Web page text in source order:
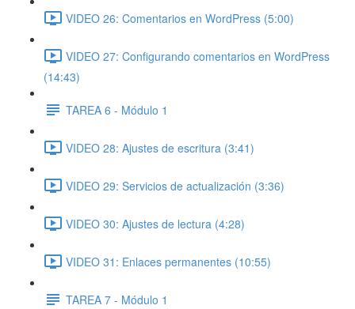
VIDEO 26: Comentarios en WordPress (5:00)
VIDEO 27: Configurando comentarios en WordPress
(14:43)
TAREA 6 - Módulo 1
VIDEO 28: Ajustes de escritura (3:41)
VIDEO 29: Servicios de actualización (3:36)
VIDEO 30: Ajustes de lectura (4:28)
VIDEO 31: Enlaces permanentes (10:55)
TAREA 7 - Módulo 1